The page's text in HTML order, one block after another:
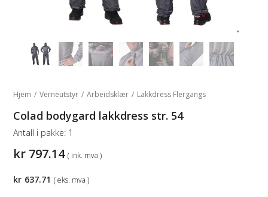
Hjem / Verneutstyr / Arbeidsklær / Lakkdress Flergangs
Colad bodygard lakkdress str. 54
kr 797.14 ( ink. mva )
Antall i pakke: 1
kr 637.71 ( eks. mva )